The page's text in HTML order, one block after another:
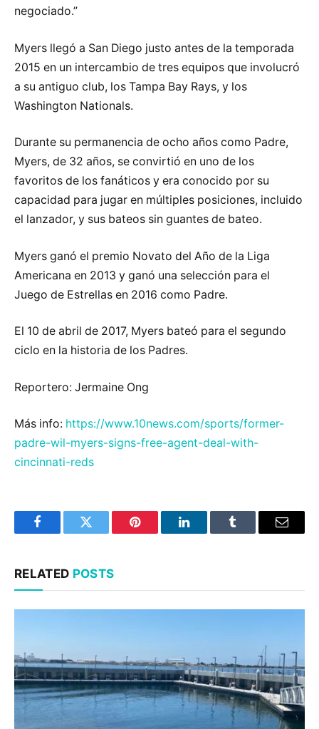
negociado.”
Myers llegó a San Diego justo antes de la temporada
2015 en un intercambio de tres equipos que involucró
a su antiguo club, los Tampa Bay Rays, y los
Washington Nationals.
Durante su permanencia de ocho años como Padre,
Myers, de 32 años, se convirtió en uno de los
favoritos de los fanáticos y era conocido por su
capacidad para jugar en múltiples posiciones, incluido
el lanzador, y sus bateos sin guantes de bateo.
Myers ganó el premio Novato del Año de la Liga
Americana en 2013 y ganó una selección para el
Juego de Estrellas en 2016 como Padre.
El 10 de abril de 2017, Myers bateó para el segundo
ciclo en la historia de los Padres.
Reportero: Jermaine Ong
Más info: https://www.10news.com/sports/former-
padre-wil-myers-signs-free-agent-deal-with-
cincinnati-reds
FacebookTwitter Pinterest LinkedInTumblr Email
RELATED POSTS